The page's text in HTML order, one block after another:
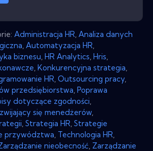
Administracja HR Analiza danych
Automatyzacja HR
biznesu HR Analytics Hris
Konkurencyjna strategia
HR Outsourcing pracy
przedsiębiorstwa Poprawa
dotyczące zgodności
się menedżerów
Strategia HR Strategie
przywództwa Technologia HR
nieobecność Zarządzanie